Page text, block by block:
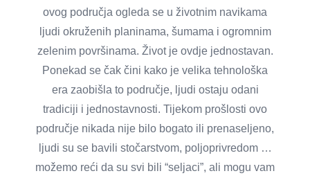
ovog područja ogleda se u životnim navikama
ljudi okruženih planinama, šumama i ogromnim
zelenim površinama. Život je ovdje jednostavan.
Ponekad se čak čini kako je velika tehnološka
era zaobišla to područje, ljudi ostaju odani
tradiciji i jednostavnosti. Tijekom prošlosti ovo
područje nikada nije bilo bogato ili prenaseljeno,
ljudi su se bavili stočarstvom, poljoprivredom …
možemo reći da su svi bili “seljaci”, ali mogu vam